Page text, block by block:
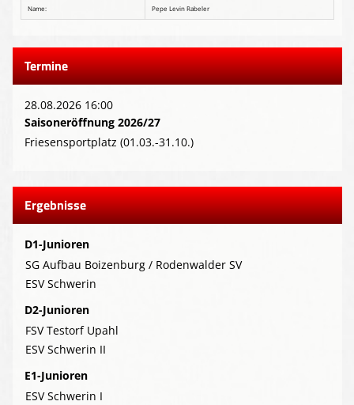
Name: Pepe Levin Rabeler
Termine
28.08.2026 16:00
Saisoneröffnung 2026/27
Friesensportplatz (01.03.-31.10.)
Ergebnisse
D1-Junioren
SG Aufbau Boizenburg / Rodenwalder SV
ESV Schwerin
D2-Junioren
FSV Testorf Upahl
ESV Schwerin II
E1-Junioren
ESV Schwerin I